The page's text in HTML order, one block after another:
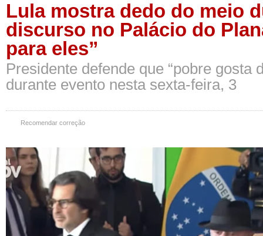
Lula mostra dedo do meio
discurso no Palácio do
para eles”
Presidente defende que “pobre gosta
durante evento nesta sexta-feira, 3
Recomendar correção